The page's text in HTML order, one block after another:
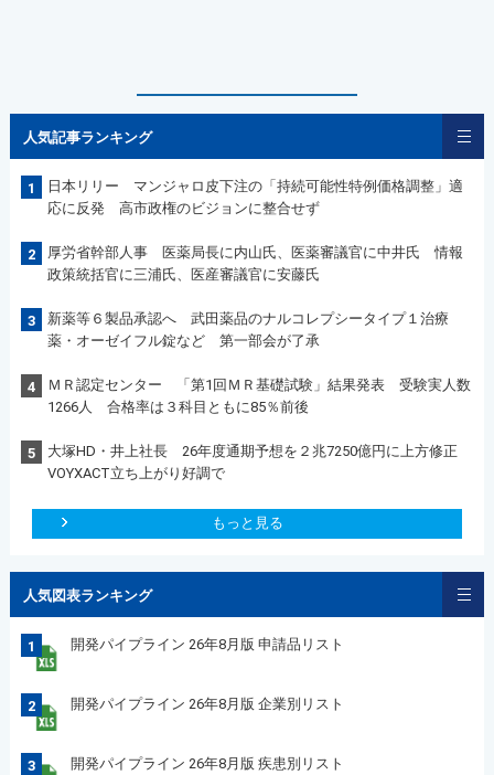
人気記事ランキング
1
日本リリー マンジャロ皮下注の「持続可能性特例価格調整」適
応に反発 高市政権のビジョンに整合せず
2
厚労省幹部人事 医薬局長に内山氏、医薬審議官に中井氏 情報
政策統括官に三浦氏、医産審議官に安藤氏
3
新薬等６製品承認へ 武田薬品のナルコレプシータイプ１治療
薬・オーゼイフル錠など 第一部会が了承
4
ＭＲ認定センター 「第1回ＭＲ基礎試験」結果発表 受験実人数
1266人 合格率は３科目ともに85％前後
5
大塚HD・井上社長 26年度通期予想を２兆7250億円に上方修正
VOYXACT立ち上がり好調で
もっと見る
人気図表ランキング
1 開発パイプライン 26年8月版 申請品リスト
2 開発パイプライン 26年8月版 企業別リスト
3 開発パイプライン 26年8月版 疾患別リスト